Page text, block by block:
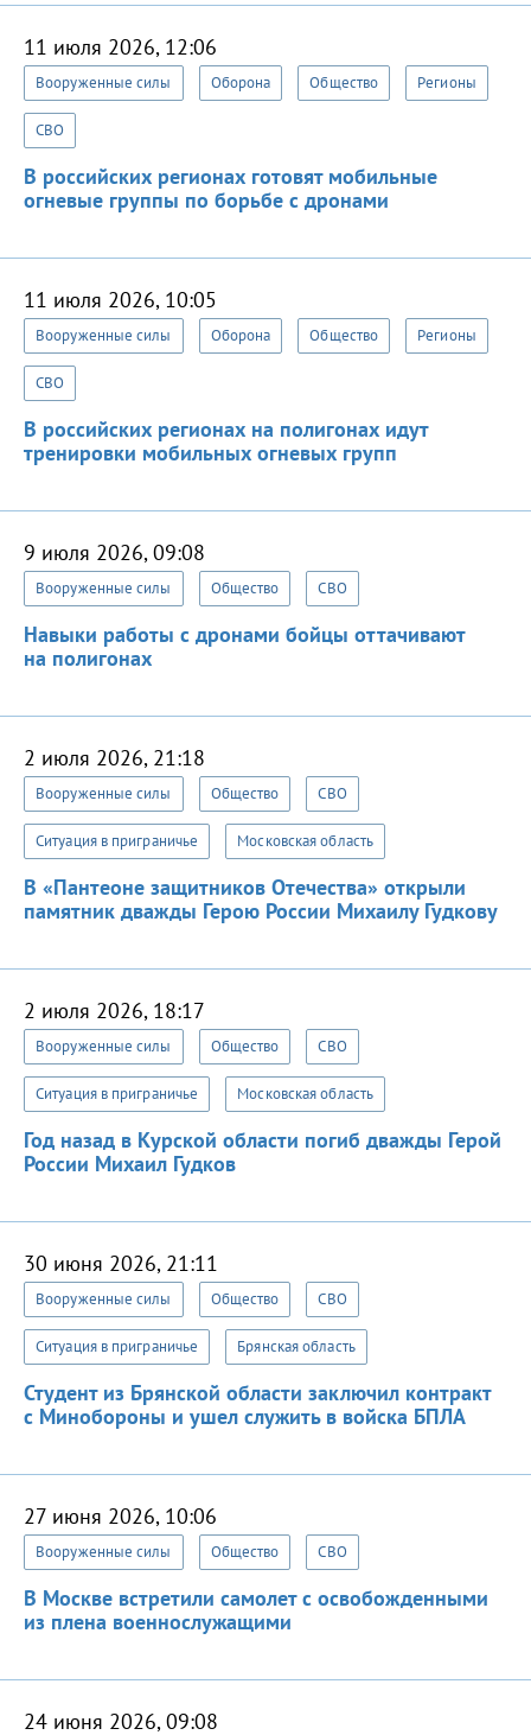
11 июля 2026, 12:06
Вооруженные силы Оборона Общество Регионы
СВО
В российских регионах готовят мобильные
огневые группы по борьбе с дронами
11 июля 2026, 10:05
Вооруженные силы Оборона Общество Регионы
СВО
В российских регионах на полигонах идут
тренировки мобильных огневых групп
9 июля 2026, 09:08
Вооруженные силы Общество СВО
Навыки работы с дронами бойцы оттачивают
на полигонах
2 июля 2026, 21:18
Вооруженные силы Общество СВО
Ситуация в приграничье Московская область
В «Пантеоне защитников Отечества» открыли
памятник дважды Герою России Михаилу Гудкову
2 июля 2026, 18:17
Вооруженные силы Общество СВО
Ситуация в приграничье Московская область
Год назад в Курской области погиб дважды Герой
России Михаил Гудков
30 июня 2026, 21:11
Вооруженные силы Общество СВО
Ситуация в приграничье Брянская область
Студент из Брянской области заключил контракт
с Минобороны и ушел служить в войска БПЛА
27 июня 2026, 10:06
Вооруженные силы Общество СВО
В Москве встретили самолет с освобожденными
из плена военнослужащими
24 июня 2026, 09:08